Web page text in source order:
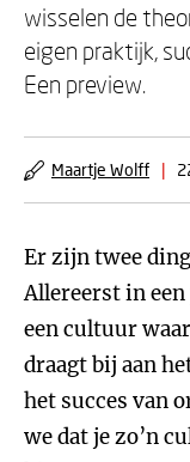
wisselen de
eigen praktijk,
Een preview.
Maartje Wolff |
Er zijn twee
Allereerst in
een cultuur
draagt bij aan
het succes van
we dat je zo’n